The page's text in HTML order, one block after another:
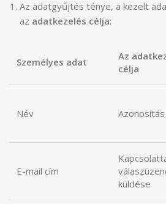
Az adatgyűjtés ténye, a kezelt
az adatkezelés célja:
Személyes adat
Az
célja
Név Azonosítás
E-mail cím
küldése